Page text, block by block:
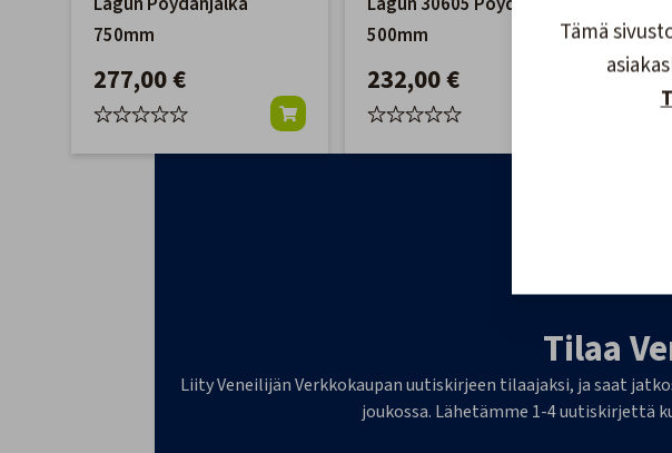
750mm
277,00 €
500mm
232,00 €
Tilaa
Liity Veneilijän Verkkokaupan uutiskirjeen tilaajaksi, ja saat
joukossa. Lähetämme 1-4 uutiskirjettä
Tämä